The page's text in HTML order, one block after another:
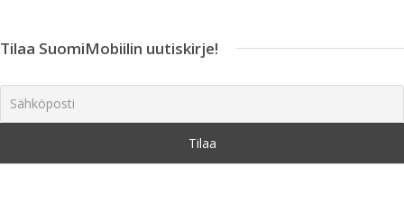
Tilaa SuomiMobiilin uutiskirje!